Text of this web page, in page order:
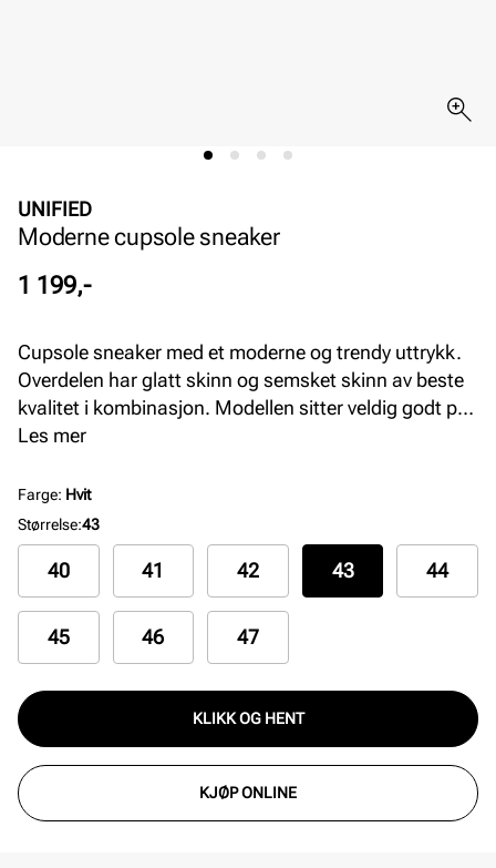
UNIFIED
Moderne cupsole sneaker
Pris
1 199,-
Cupsole sneaker med et moderne og trendy uttrykk.
Overdelen har glatt skinn og semsket skinn av beste
kvalitet i kombinasjon. Modellen sitter veldig godt på
foten, og både fôret og innersålen i myk tekstil
ekstra fleksibel og myk.
Les mer
Farge: Hvit
Størrelse:43
40 41 42 43 44
45 46 47
KLIKK OG HENT
KJØP ONLINE